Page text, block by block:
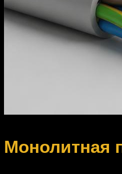
Монолитная